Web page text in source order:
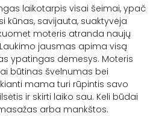
laikotarpis visai šeimai, ypač
kūnas, savijauta, suaktyvėja
moteris atranda naujų
jausmas apima visą
ypatingas dėmesys. Moteris
būtinas švelnumas bei
mama turi rūpintis savo
ir skirti laiko sau. Keli būdai
arba mankštos.